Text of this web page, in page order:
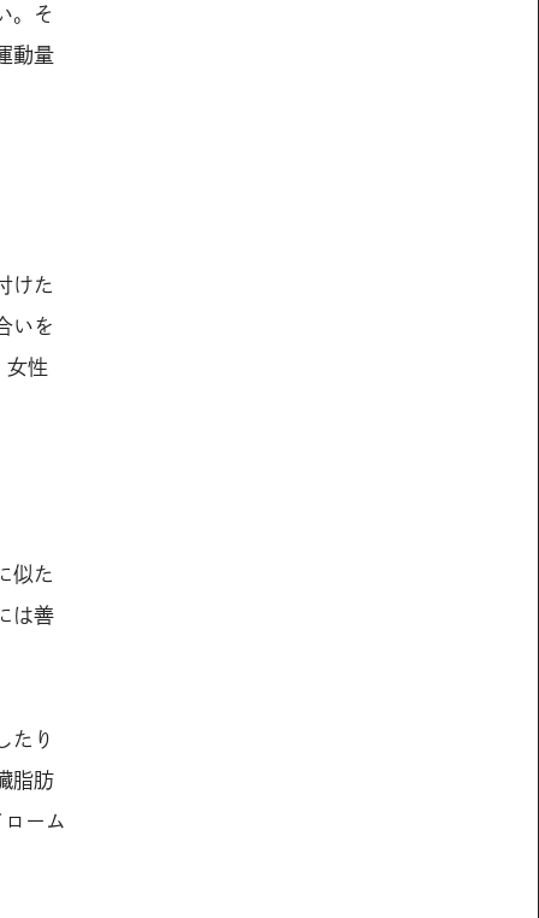
。そ
動量
けた
いを
女性
似た
は善
たり
脂肪
ーム